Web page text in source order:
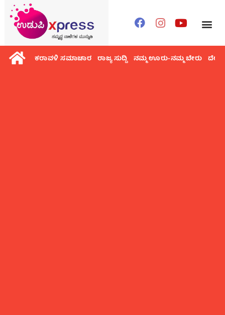
ಕರಾವಳಿ ಸಮಾಚಾರ ರಾಜ್ಯ ಸುದ್ದಿ ನಮ್ಮ ಊರು-ನಮ್ಮ ಬೇರು ದೇಶ